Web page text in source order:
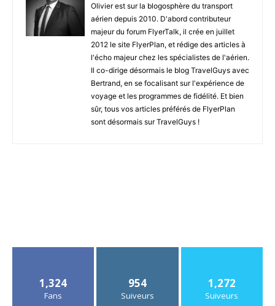
Olivier est sur la blogosphère du transport
aérien depuis 2010. D'abord contributeur
majeur du forum FlyerTalk, il crée en juillet
2012 le site FlyerPlan, et rédige des articles à
l'écho majeur chez les spécialistes de l'aérien.
Il co-dirige désormais le blog TravelGuys avec
Bertrand, en se focalisant sur l'expérience de
voyage et les programmes de fidélité. Et bien
sûr, tous vos articles préférés de FlyerPlan
sont désormais sur TravelGuys !
1,324
Fans
954
Suiveurs
1,272
Suiveurs